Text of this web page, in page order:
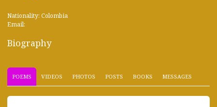
Nationality: Colombia
Email:
Biography
POEMS VIDEOS PHOTOS POSTS BOOKS MESSAGES